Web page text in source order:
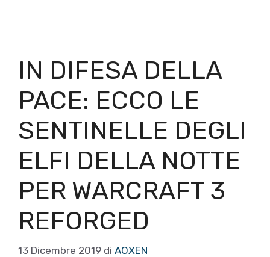
IN DIFESA DELLA
PACE: ECCO LE
SENTINELLE DEGLI
ELFI DELLA NOTTE
PER WARCRAFT 3
REFORGED
13 Dicembre 2019 di AOXEN